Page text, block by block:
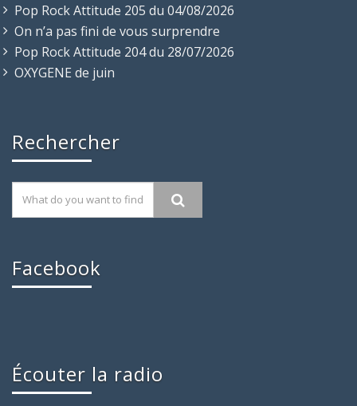
Pop Rock Attitude 205 du 04/08/2026
On n’a pas fini de vous surprendre
Pop Rock Attitude 204 du 28/07/2026
OXYGENE de juin
Rechercher
Facebook
Écouter la radio